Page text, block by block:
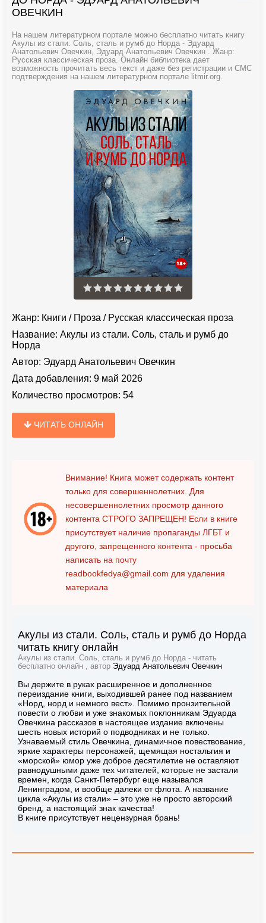
ОВЕЧКИН
На нашем литературном портале можно бесплатно читать книгу
Акулы из стали. Соль, сталь и румб до Норда - Эдуард
Анатольевич Овечкин, Эдуард Анатольевич Овечкин . Жанр:
Русская классическая проза. Онлайн библиотека дает
возможность прочитать весь текст и даже без регистрации и СМС
подтверждения на нашем литературном портале litmir.org.
Жанр: Книги / Проза / Русская классическая проза
Название: Акулы из стали. Соль, сталь и румб до
Норда
Автор: Эдуард Анатольевич Овечкин
Дата добавления: 9 май 2026
Количество просмотров: 54
ЧИТАТЬ ОНЛАЙН
Внимание! Книга может содержать контент
только для совершеннолетних. Для
несовершеннолетних просмотр данного
контента СТРОГО ЗАПРЕЩЕН! Если в книге
присутствует наличие пропаганды ЛГБТ и
другого, запрещенного контента - просьба
написать на почту
readbookfedya@gmail.com для удаления
материала
Акулы из стали. Соль, сталь и румб до Норда
читать книгу онлайн
Акулы из стали. Соль, сталь и румб до Норда - читать
бесплатно онлайн , автор Эдуард Анатольевич Овечкин
Вы держите в руках расширенное и дополненное
переиздание книги, выходившей ранее под названием
«Норд, норд и немного вест». Помимо пронзительной
повести о любви и уже знакомых поклонникам Эдуарда
Овечкина рассказов в настоящее издание включены
шесть новых историй о подводниках и не только.
Узнаваемый стиль Овечкина, динамичное повествование,
яркие характеры персонажей, щемящая ностальгия и
«морской» юмор уже доброе десятилетие не оставляют
равнодушными даже тех читателей, которые не застали
времен, когда Санкт-Петербург еще назывался
Ленинградом, и вообще далеки от флота. А название
цикла «Акулы из стали» – это уже не просто авторский
бренд, а настоящий знак качества!
В книге присутствует нецензурная брань!